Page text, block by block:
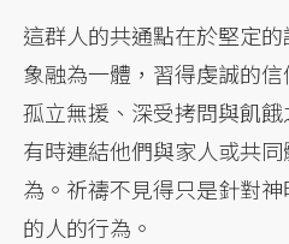
這群人的共通點在於堅定
象融為一體，習得虔誠的
孤立無援、深受拷問與飢
有時連結他們與家人或共
為。祈禱不見得只是針對
的人的行為。